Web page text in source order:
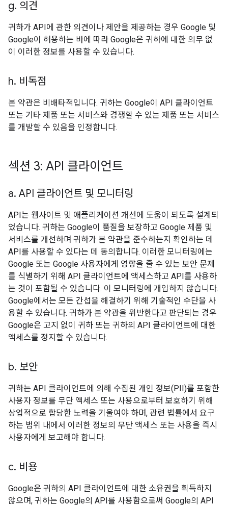
g. 의견
귀하가 API에 관한 의견이나 제안을 제공하는 경우 Google 및
Google이 허용하는 바에 따라 Google은 귀하에 대한 의무 없
이 이러한 정보를 사용할 수 있습니다.
h. 비독점
본 약관은 비배타적입니다. 귀하는 Google이 API 클라이언트
또는 기타 제품 또는 서비스와 경쟁할 수 있는 제품 또는 서비스
를 개발할 수 있음을 인정합니다.
섹션 3: API 클라이언트
a. API 클라이언트 및 모니터링
API는 웹사이트 및 애플리케이션 개선에 도움이 되도록 설계되
었습니다. 귀하는 Google이 품질을 보장하고 Google 제품 및
서비스를 개선하며 귀하가 본 약관을 준수하는지 확인하는 데
API를 사용할 수 있다는 데 동의합니다. 이러한 모니터링에는
Google 또는 Google 사용자에게 영향을 줄 수 있는 보안 문제
를 식별하기 위해 API 클라이언트에 액세스하고 API를 사용하
는 것이 포함될 수 있습니다. 이 모니터링에 개입하지 않습니다.
Google에서는 모든 간섭을 해결하기 위해 기술적인 수단을 사
용할 수 있습니다. 귀하가 본 약관을 위반한다고 판단되는 경우
Google은 고지 없이 귀하 또는 귀하의 API 클라이언트에 대한
액세스를 정지할 수 있습니다.
b. 보안
귀하는 API 클라이언트에 의해 수집된 개인 정보(PII)를 포함한
사용자 정보를 무단 액세스 또는 사용으로부터 보호하기 위해
상업적으로 합당한 노력을 기울여야 하며, 관련 법률에서 요구
하는 범위 내에서 이러한 정보의 무단 액세스 또는 사용을 즉시
사용자에게 보고해야 합니다.
c. 비용
Google은 귀하의 API 클라이언트에 대한 소유권을 획득하지
않으며, 귀하는 Google의 API를 사용함으로써 Google의 API